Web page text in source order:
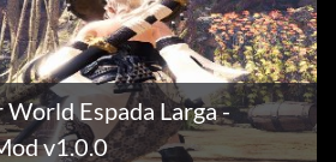
Espada Larga -
v1.0.0